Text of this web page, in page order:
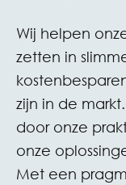
Wij helpen
zetten in
zijn in de
door onze
onze
Met een